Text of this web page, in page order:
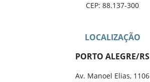
CEP: 88.137-300
LOCALIZAÇÃO
PORTO ALEGRE/RS
Av. Manoel Elias, 1106